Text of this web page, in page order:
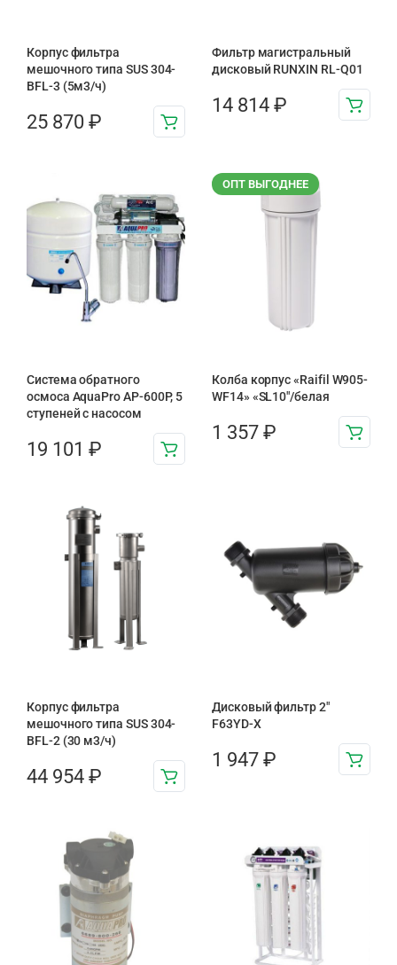
Корпус фильтра
мешочного типа SUS 304-
BFL-3 (5м3/ч)
25 870 ₽
Фильтр магистральный
дисковый RUNXIN RL-Q01
14 814 ₽
Система обратного
осмоса AquaPro AP-600P, 5
ступеней с насосом
19 101 ₽
ОПТ ВЫГОДНЕЕ
Колба корпус «Raifil W905-
WF14» «SL10″/белая
1 357 ₽
Корпус фильтра
мешочного типа SUS 304-
BFL-2 (30 м3/ч)
44 954 ₽
Дисковый фильтр 2"
F63YD-X
1 947 ₽